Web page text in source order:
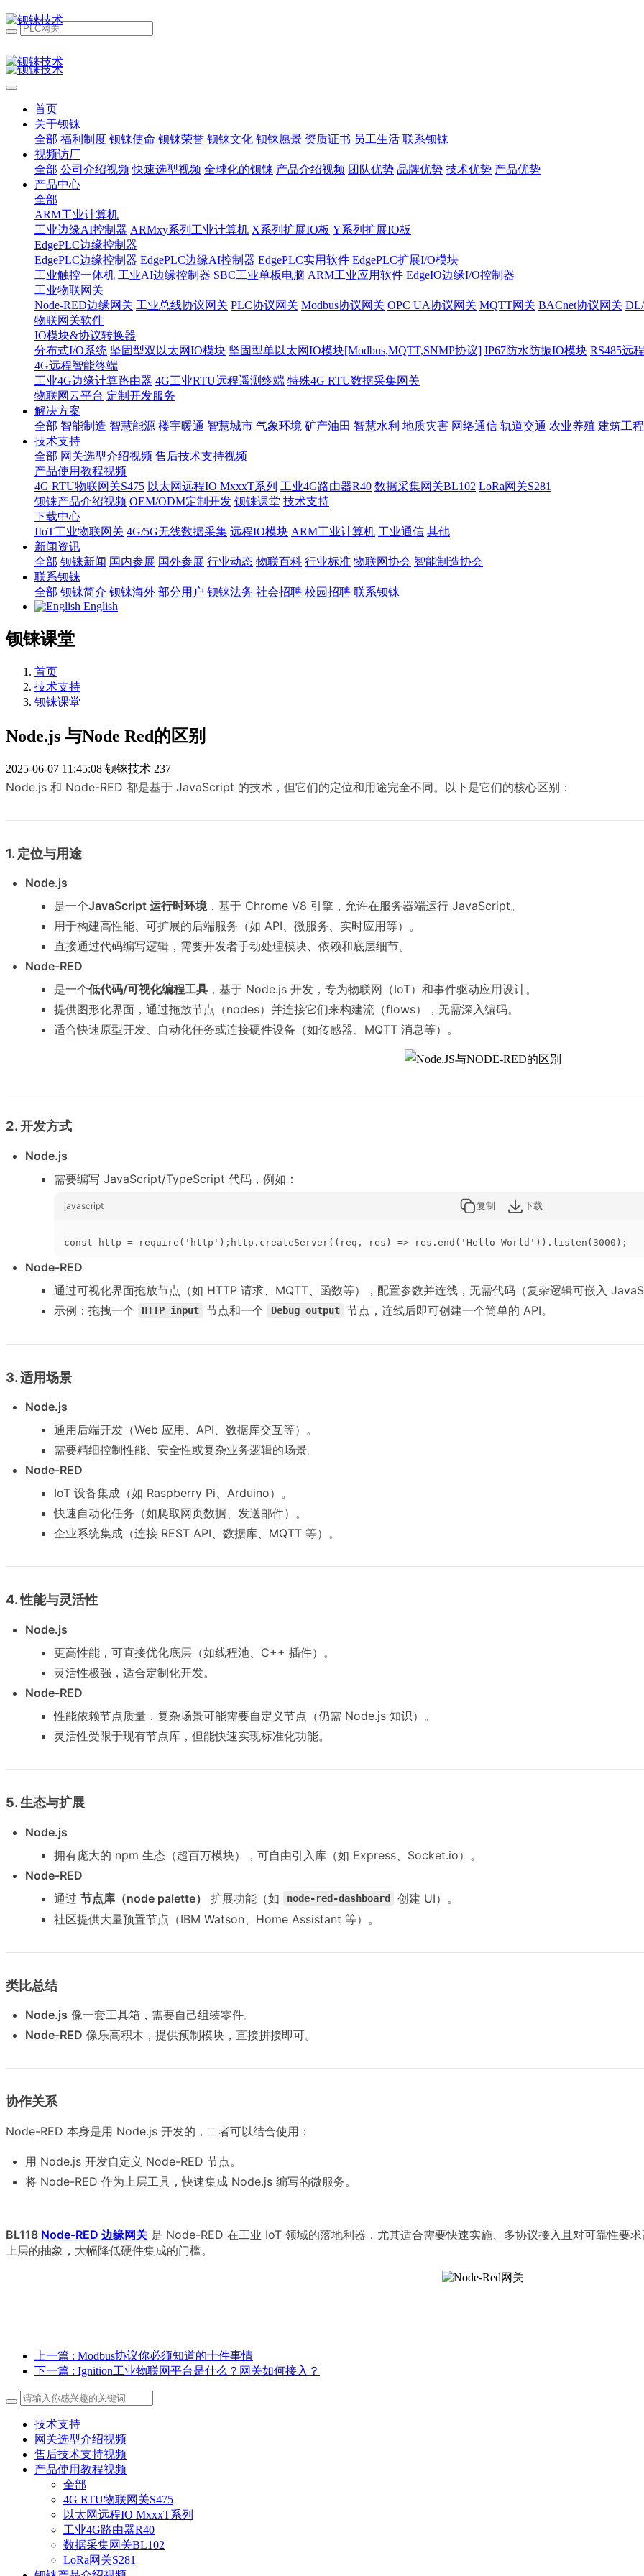
首页
关于钡铼
全部 福利制度 钡铼使命 钡铼荣誉 钡铼文化 钡铼愿景 资质证书 员工生活 联系钡铼
视频访厂
全部 公司介绍视频 快速选型视频 全球化的钡铼 产品介绍视频 团队优势 品牌优势 技术优势 产品优势
产品中心
全部
ARM工业计算机
工业边缘AI控制器 ARMxy系列工业计算机 X系列扩展IO板 Y系列扩展IO板
EdgePLC边缘控制器
EdgePLC边缘控制器 EdgePLC边缘AI控制器 EdgePLC实用软件 EdgePLC扩展I/O模块
工业触控一体机 工业AI边缘控制器 SBC工业单板电脑 ARM工业应用软件 EdgeIO边缘I/O控制器
工业物联网关
Node-RED边缘网关 工业总线协议网关 PLC协议网关 Modbus协议网关 OPC UA协议网关 MQTT网关 BACnet协议网关
物联网关软件
IO模块&协议转换器
分布式I/O系统 坚固型双以太网IO模块 坚固型单以太网IO模块[Modbus,MQTT,SNMP协议] IP67防水防振IO模块 RS485远
4G远程智能终端
工业4G边缘计算路由器 4G工业RTU远程遥测终端 特殊4G RTU数据采集网关
物联网云平台 定制开发服务
解决方案
全部 智能制造 智慧能源 楼宇暖通 智慧城市 气象环境 矿产油田 智慧水利 地质灾害 网络通信 轨道交通 农业养殖 建筑工程
技术支持
全部 网关选型介绍视频 售后技术支持视频
产品使用教程视频
4G RTU物联网关S475 以太网远程IO MxxxT系列 工业4G路由器R40 数据采集网关BL102 LoRa网关S281
钡铼产品介绍视频 OEM/ODM定制开发 钡铼课堂 技术支持
下载中心
IIoT工业物联网关 4G/5G无线数据采集 远程IO模块 ARM工业计算机 工业通信 其他
新闻资讯
全部 钡铼新闻 国内参展 国外参展 行业动态 物联百科 行业标准 物联网协会 智能制造协会
联系钡铼
全部 钡铼简介 钡铼海外 部分用户 钡铼法务 社会招聘 校园招聘 联系钡铼
English
钡铼课堂
首页
技术支持
钡铼课堂
Node.js 与Node Red的区别
2025-06-07 11:45:08 钡铼技术 237
Node.js 和 Node-RED 都是基于 JavaScript 的技术，但它们的定位和用途完全不同。以下是它们的核心区别：
1. 定位与用途
Node.js
是一个JavaScript 运行时环境，基于 Chrome V8 引擎，允许在服务器端运行 JavaScript。
用于构建高性能、可扩展的后端服务（如 API、微服务、实时应用等）。
直接通过代码编写逻辑，需要开发者手动处理模块、依赖和底层细节。
Node-RED
是一个低代码/可视化编程工具 ，基于 Node.js 开发，专为物联网（IoT）和事件驱动应用设计。
提供图形化界面，通过拖放节点（nodes）并连接它们来构建流（flows），无需深入编码。
适合快速原型开发、自动化任务或连接硬件设备（如传感器、MQTT 消息等）。
2. 开发方式
Node.js
需要编写 JavaScript/TypeScript 代码，例如：
javascript 复制 下载
const http = require('http');http.createServer((req, res) => res.end('Hello World')).listen(3000);
Node-RED
通过可视化界面拖放节点（如 HTTP 请求、MQTT、函数等），配置参数并连线，无需代码（复杂逻辑可嵌入
示例：拖拽一个
HTTP input 节点和一个 Debug output 节点，连线后即可创建一个简单的 API。
3. 适用场景
Node.js
通用后端开发（Web 应用、API、数据库交互等）。
需要精细控制性能、安全性或复杂业务逻辑的场景。
Node-RED
IoT 设备集成（如 Raspberry Pi、Arduino）。
快速自动化任务（如爬取网页数据、发送邮件）。
企业系统集成（连接 REST API、数据库、MQTT 等）。
4. 性能与灵活性
Node.js
更高性能，可直接优化底层（如线程池、C++ 插件）。
灵活性极强，适合定制化开发。
Node-RED
性能依赖节点质量，复杂场景可能需要自定义节点（仍需 Node.js 知识）。
灵活性受限于现有节点库，但能快速实现标准化功能。
5. 生态与扩展
Node.js
拥有庞大的 npm 生态（超百万模块），可自由引入库（如 Express、Socket.io）。
Node-RED
通过节点库（node palette） 扩展功能（如 node-red-dashboard
创建 UI）。
社区提供大量预置节点（IBM Watson、Home Assistant 等）。
类比总结
Node.js 像一套工具箱，需要自己组装零件。
Node-RED 像乐高积木，提供预制模块，直接拼接即可。
协作关系
Node-RED 本身是用 Node.js 开发的，二者可以结合使用：
用 Node.js 开发自定义 Node-RED 节点。
将 Node-RED 作为上层工具，快速集成 Node.js 编写的微服务。
BL118 Node-RED 边缘网关 是 Node-RED 在工业 IoT 领域的落地利器，尤其适合需要快速实施、多协议接入且对可靠性要
上层的抽象，大幅降低硬件集成的门槛。
上一篇 : Modbus协议你必须知道的十件事情
下一篇 : Ignition工业物联网平台是什么？网关如何接入？
技术支持
网关选型介绍视频
售后技术支持视频
产品使用教程视频
全部
4G RTU物联网关S475
以太网远程IO MxxxT系列
工业4G路由器R40
数据采集网关BL102
LoRa网关S281